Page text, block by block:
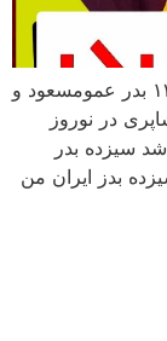
آهنگ ۱۳ بدر عمومسعود و خاله شاپری آهنگ ۱۳ بدر عمومسعود و
شاپری در نوروز
سیزده بدر
بدز ایران من